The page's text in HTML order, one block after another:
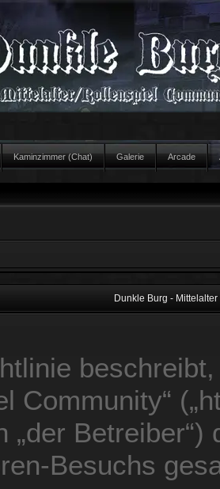
Kaminzimmer (Chat) Galerie Arcade
Dunkle Burg -
Community“
„der
Besuchs